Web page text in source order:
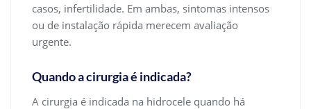
casos, infertilidade. Em ambas, sintomas intensos
ou de instalação rápida merecem avaliação
urgente.
Quando a cirurgia é indicada?
A cirurgia é indicada na hidrocele quando há